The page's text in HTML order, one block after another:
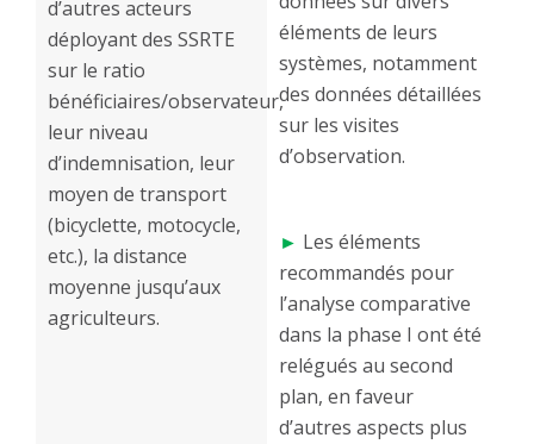
d’autres acteurs
déployant des SSRTE
sur le ratio
bénéficiaires/observateur,
leur niveau
d’indemnisation, leur
moyen de transport
(bicyclette, motocycle,
etc.), la distance
moyenne jusqu’aux
agriculteurs.
éléments de leurs
systèmes, notamment
des données détaillées
sur les visites
d’observation.
► Les éléments
recommandés pour
l’analyse comparative
dans la phase I ont été
relégués au second
plan, en faveur
d’autres aspects plus